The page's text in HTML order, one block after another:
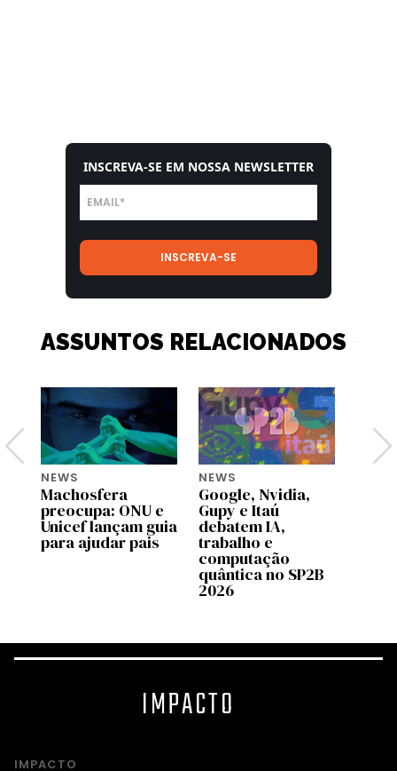
INSCREVA-SE EM NOSSA NEWSLETTER
ASSUNTOS RELACIONADOS
NEWS
Machosfera
preocupa: ONU e
Unicef lançam guia
para ajudar pais
NEWS
Google, Nvidia,
Gupy e Itaú
debatem IA,
trabalho e
computação
quântica no SP2B
2026
IMPACTO
IMPACTO